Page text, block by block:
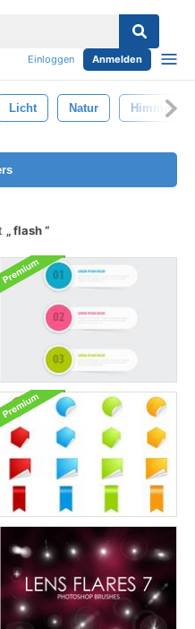
Einloggen Anmelden
Licht Natur Himmel
flash